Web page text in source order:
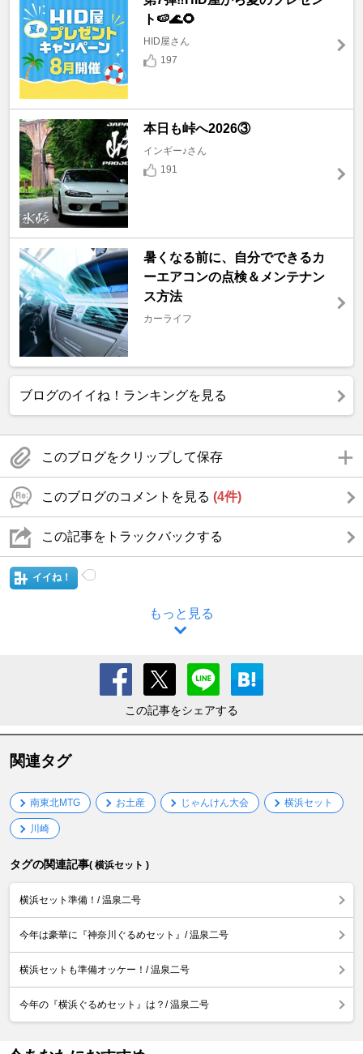
ト🍉🌊🌻
HID屋さん
197
本日も峠へ2026③
インギー♪さん
191
暑くなる前に、自分でできるカ
ーエアコンの点検＆メンテナン
ス方法
カーライフ
ブログのイイね！ランキングを見る
このブログをクリップして保存
このブログのコメントを見る (4件)
この記事をトラックバックする
イイね！
もっと見る
この記事をシェアする
関連タグ
南東北MTG お土産 じゃんけん大会 横浜セット
川崎
タグの関連記事( 横浜セット )
横浜セット準備！/ 温泉二号
今年は豪華に『神奈川ぐるめセット』/ 温泉二号
横浜セットも準備オッケー！/ 温泉二号
今年の『横浜ぐるめセット』は？/ 温泉二号